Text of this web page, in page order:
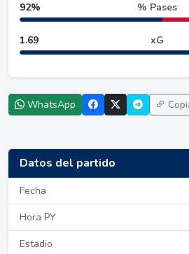
92% % Pases
1.69 xG
WhatsApp
Datos del partido
Fecha
Hora PY
Estadio